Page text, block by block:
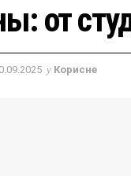
от
у Корисне